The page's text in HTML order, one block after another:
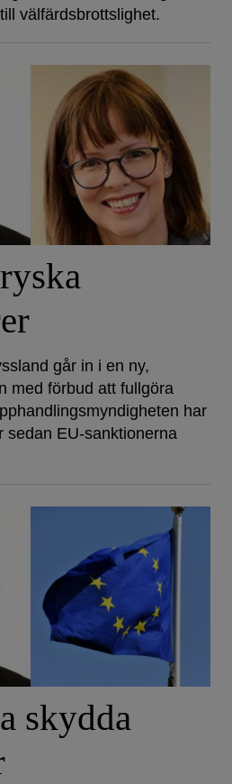
välfärdsbrottslighet.
går in i en ny,
med förbud att fullgöra
har
sedan EU-sanktionerna
skydda